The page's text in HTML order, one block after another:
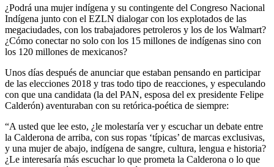
¿Podrá una mujer indígena y su contingente del Congreso Nacional
Indígena junto con el EZLN dialogar con los explotados de las
megaciudades, con los trabajadores petroleros y los de los Walmart?
¿Cómo conectar no solo con los 15 millones de indígenas sino con
los 120 millones de mexicanos?
Unos días después de anunciar que estaban pensando en participar
de las elecciones 2018 y tras todo tipo de reacciones, y especulando
con que una candidata (la del PAN, esposa del ex presidente Felipe
Calderón) aventuraban con su retórica-poética de siempre:
“A usted que lee esto, ¿le molestaría ver y escuchar un debate entre
la Calderona de arriba, con sus ropas ‘típicas’ de marcas exclusivas,
y una mujer de abajo, indígena de sangre, cultura, lengua e historia?
¿Le interesaría más escuchar lo que prometa la Calderona o lo que